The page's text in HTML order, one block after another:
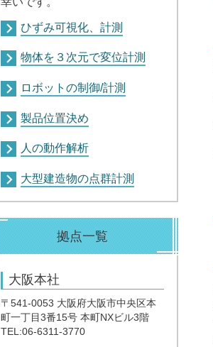
ひずみ可視化、計測
物体を３次元で変位計測
ロボットの制御/計測
製品位置決め
人の動作解析
大型建造物の点群計測
拠点一覧
大阪本社
〒541-0053 大阪府大阪市中央区本
町一丁目3番15号 本町NXビル3階
TEL:06-6311-3770